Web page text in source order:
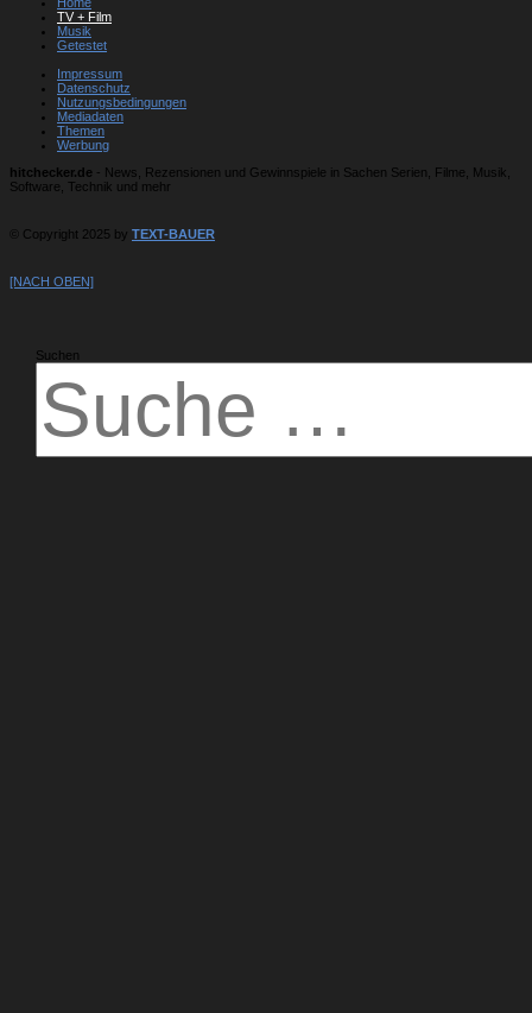
TV + Film
Musik
Getestet
Impressum
Datenschutz
Nutzungsbedingungen
Mediadaten
Themen
Werbung
hitchecker.de - News, Rezensionen und Gewinnspiele in Sachen Serien, Filme, Musik,
Software, Technik und mehr
© Copyright 2025 by TEXT-BAUER
[NACH OBEN]
Suchen